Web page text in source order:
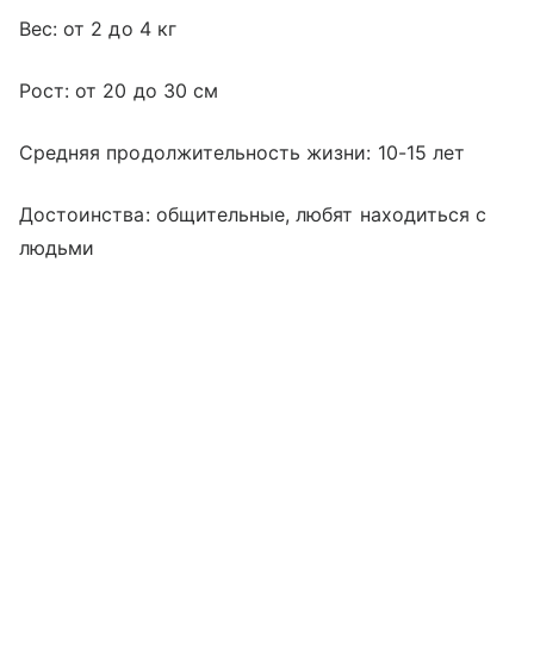
Вес: от 2 до 4 кг
Рост: от 20 до 30 см
Средняя продолжительность жизни: 10-15 лет
Достоинства: общительные, любят находиться с
людьми